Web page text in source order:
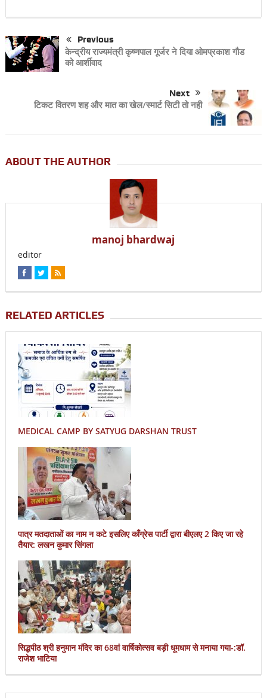
Previous
केन्द्रीय राज्यमंत्री कृष्णपाल गूर्जर ने दिया ओमप्रकाश गौड
को आर्शीवाद
Next
टिकट वितरण शह और मात का खेल/स्मार्ट सिटी तो नही
ABOUT THE AUTHOR
manoj bhardwaj
editor
RELATED ARTICLES
MEDICAL CAMP BY SATYUG DARSHAN TRUST
पात्र मतदाताओं का नाम न कटे इसलिए काँग्रेस पार्टी द्वारा बीएलए 2 किए जा रहे
तैयार: लखन कुमार सिंगला
सिद्धपीठ श्री हनुमान मंदिर का 68वां वार्षिकोत्सव बड़ी धूमधाम से मनाया गया-:डॉ.
राजेश भाटिया